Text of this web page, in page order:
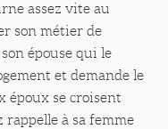
assez vite au
son métier de
épouse qui le
et demande le
époux se croisent
rappelle à sa femme